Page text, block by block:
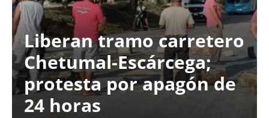
Liberan tramo carretero
Chetumal-Escárcega;
protesta por apagón de
24 horas